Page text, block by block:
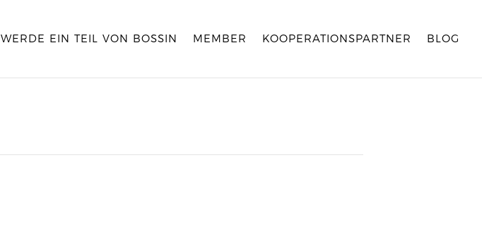
WERDE EIN TEIL VON BOSSIN MEMBER KOOPERATIONSPARTNER BLOG